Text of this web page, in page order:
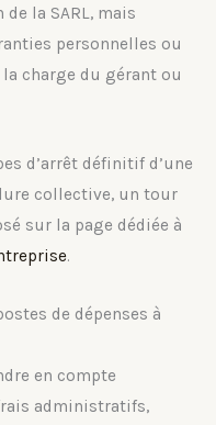
la SARL, mais
personnelles ou
charge du gérant ou
d’arrêt définitif d’une
collective, un tour
sur la page dédiée à
.
de dépenses à
en compte
administratifs,